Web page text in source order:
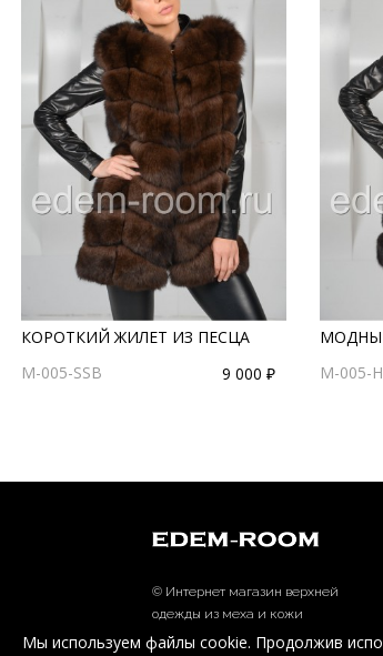
КОРОТКИЙ ЖИЛЕТ ИЗ ПЕСЦА
M-005-SSB
9 000 ₽
M-005-
© Интернет магазин верхней
одежды из меха и кожи
EDEM-ROOM 2011-2026
Мы используем файлы cookie. Продолжив